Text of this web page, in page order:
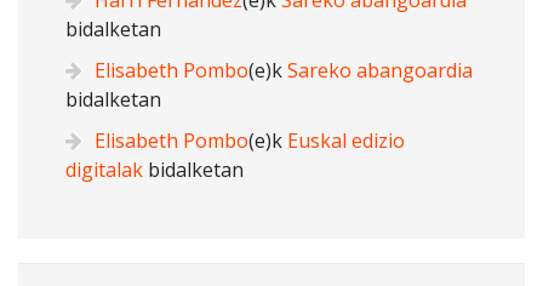
bidalketan
Elisabeth Pombo(e)kSareko abangoardia
bidalketan
Elisabeth Pombo(e)k Euskal edizio
digitalak bidalketan